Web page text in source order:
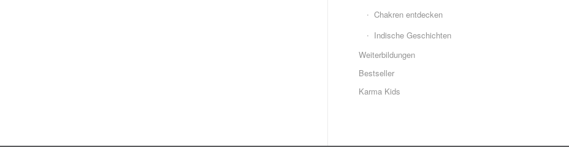
Chakren entdecken
Indische Geschichten
Weiterbildungen
Bestseller
Karma Kids